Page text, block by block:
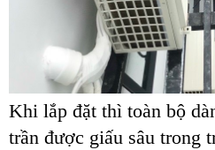
Khi lắp đặt thì toàn bộ
trần được giấu sâu trong